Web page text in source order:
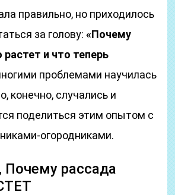
правильно, но приходилось
за голову:«Почему
растет и что теперь
проблемами научилась
конечно, случались и
поделиться этим опытом с
огородниками.
рассада